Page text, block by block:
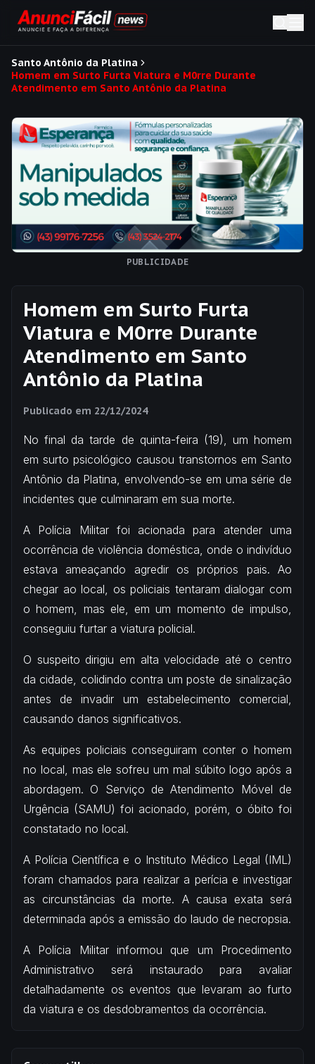
Santo Antônio da Platina
Homem em Surto Furta Viatura e M0rre Durante
Atendimento em Santo Antônio da Platina
PUBLICIDADE
Homem em Surto Furta
Viatura e M0rre Durante
Atendimento em Santo
Antônio da Platina
Publicado em 22/12/2024
No final da tarde de quinta-feira (19), um homem
em surto psicológico causou transtornos em Santo
Antônio da Platina, envolvendo-se em uma série de
incidentes que culminaram em sua morte.
A Polícia Militar foi acionada para atender uma
ocorrência de violência doméstica, onde o indivíduo
estava ameaçando agredir os próprios pais. Ao
chegar ao local, os policiais tentaram dialogar com
o homem, mas ele, em um momento de impulso,
conseguiu furtar a viatura policial.
O suspeito dirigiu em alta velocidade até o centro
da cidade, colidindo contra um poste de sinalização
antes de invadir um estabelecimento comercial,
causando danos significativos.
As equipes policiais conseguiram conter o homem
no local, mas ele sofreu um mal súbito logo após a
abordagem. O Serviço de Atendimento Móvel de
Urgência (SAMU) foi acionado, porém, o óbito foi
constatado no local.
A Polícia Científica e o Instituto Médico Legal (IML)
foram chamados para realizar a perícia e investigar
as circunstâncias da morte. A causa exata será
determinada após a emissão do laudo de necropsia.
A Polícia Militar informou que um Procedimento
Administrativo será instaurado para avaliar
detalhadamente os eventos que levaram ao furto
da viatura e os desdobramentos da ocorrência.